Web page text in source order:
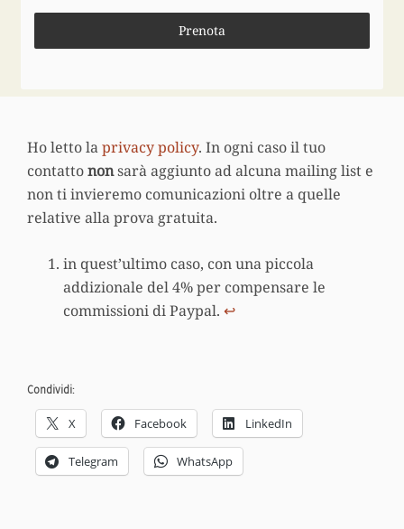
Prenota
Ho letto laprivacy policy. In ogni caso il tuo
contattononsarà aggiunto ad alcuna mailing list e
non ti invieremo comunicazioni oltre a quelle
relative alla prova gratuita.
in quest’ultimo caso, con una piccola
addizionale del 4% per compensare le
commissioni di Paypal. ↩︎
Condividi:
X Facebook LinkedIn
Telegram WhatsApp